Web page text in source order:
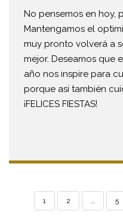
No pensemos en hoy,
Mantengamos el
muy pronto volverá a
mejor. Deseamos que
año nos inspire para
porque así también
¡FELICES FIESTAS!
PAGINACIÓN
1 2 … 5